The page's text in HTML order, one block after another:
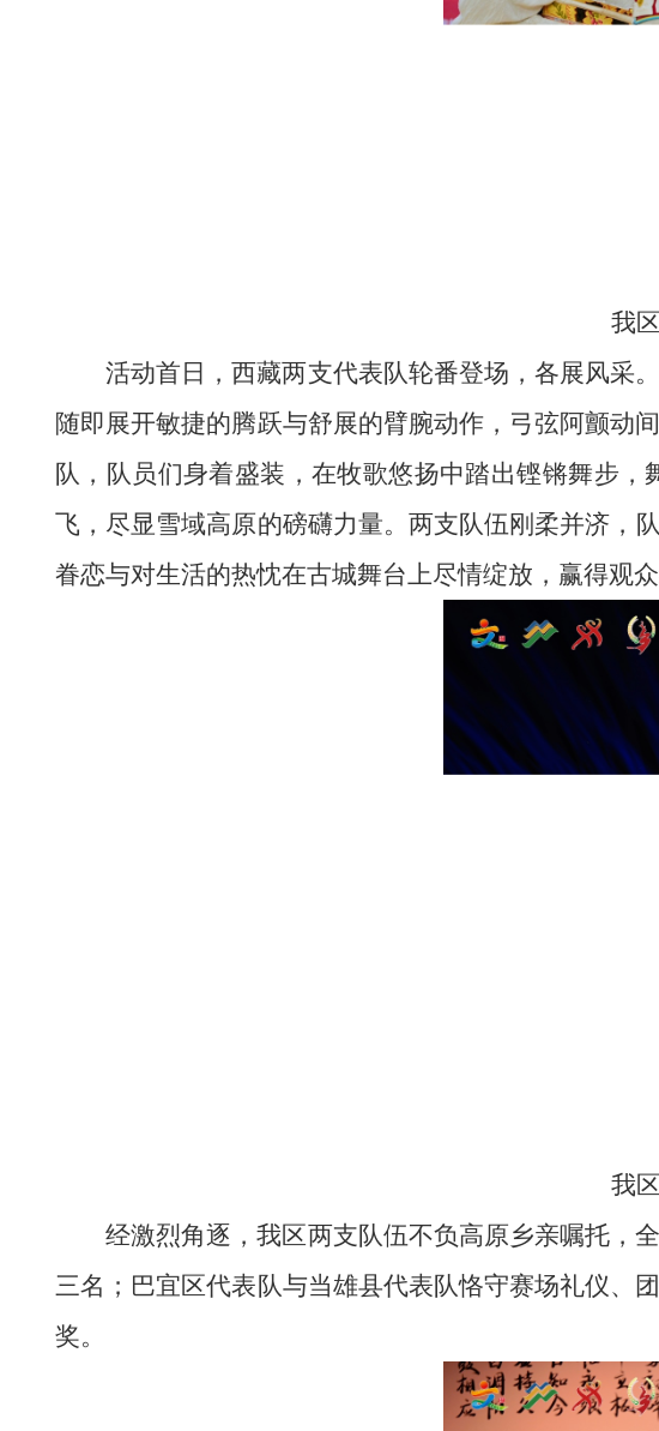
我
活动首日，西藏两支代表队轮番登场，各展风采
随即展开敏捷的腾跃与舒展的臂腕动作，弓弦阿颤动
队，队员们身着盛装 ，在牧歌悠扬中踏出铿锵舞步，
飞，尽显雪域高原的磅礴力量。两支队伍 刚柔并济 ，
眷恋与对生活的热忱在古城舞台上尽情绽放，赢得观
我
经激烈角逐，我区两支队伍不负高原乡亲嘱托，
三名；巴宜区代表队与当雄县代表队恪守赛场礼仪、
奖。